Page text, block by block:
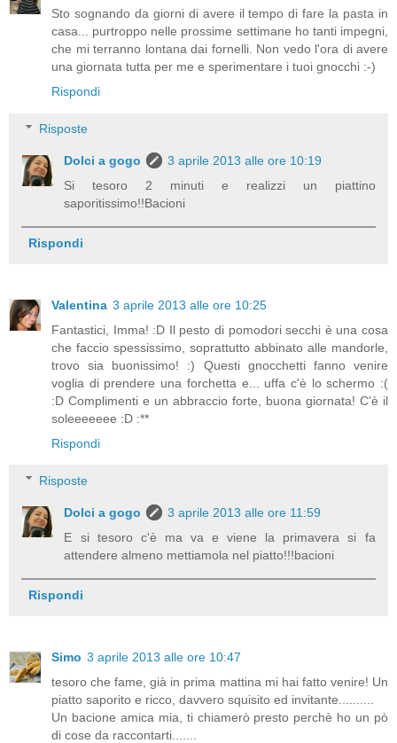
Sto sognando da giorni di avere il tempo di fare la pasta in
casa... purtroppo nelle prossime settimane ho tanti impegni,
che mi terranno lontana dai fornelli. Non vedo l'ora di avere
una giornata tutta per me e sperimentare i tuoi gnocchi :-)
Rispondi
Risposte
Dolci a gogo
3 aprile 2013 alle ore 10:19
Si tesoro 2 minuti e realizzi un piattino
saporitissimo!!Bacioni
Rispondi
Valentina 3 aprile 2013 alle ore 10:25
Fantastici, Imma! :D Il pesto di pomodori secchi è una cosa
che faccio spessissimo, soprattutto abbinato alle mandorle,
trovo sia buonissimo! :) Questi gnocchetti fanno venire
voglia di prendere una forchetta e... uffa c'è lo schermo :(
:D Complimenti e un abbraccio forte, buona giornata! C'è il
soleeeeeee :D :**
Rispondi
Risposte
Dolci a gogo
3 aprile 2013 alle ore 11:59
E si tesoro c'è ma va e viene la primavera si fa
attendere almeno mettiamola nel piatto!!!bacioni
Rispondi
Simo 3 aprile 2013 alle ore 10:47
tesoro che fame, già in prima mattina mi hai fatto venire! Un
piatto saporito e ricco, davvero squisito ed invitante..........
Un bacione amica mia, ti chiamerò presto perchè ho un pò
di cose da raccontarti.......